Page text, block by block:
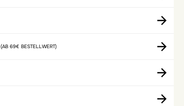
(AB 69€ BESTELLWERT)